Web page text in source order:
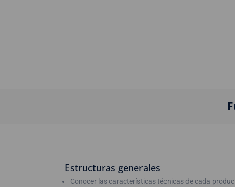
Estructuras generales
Conocer las características técnicas de cada